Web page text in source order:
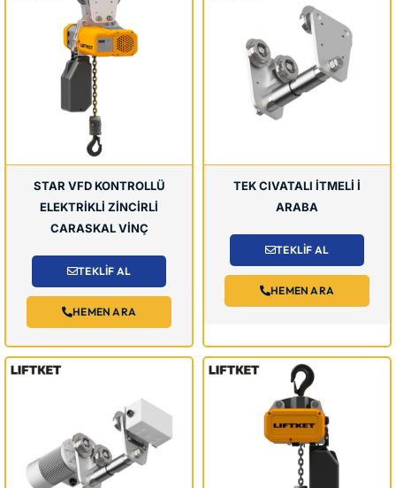
STAR VFD KONTROLLÜ
ELEKTRİKLİ ZİNCİRLİ
CARASKAL VİNÇ
TEKLİF AL
HEMEN ARA
TEK CIVATALI İTMELİ İ
ARABA
TEKLİF AL
HEMEN ARA